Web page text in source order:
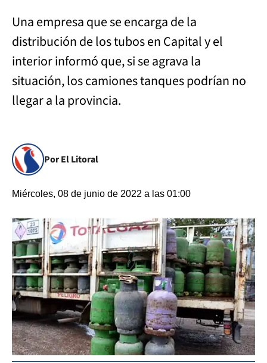
Una empresa que se encarga de la
distribución de los tubos en Capital y el
interior informó que, si se agrava la
situación, los camiones tanques podrían no
llegar a la provincia.
Por El Litoral
Miércoles, 08 de junio de 2022 a las 01:00